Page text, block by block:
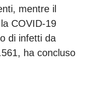
mentre il
COVID-19
di infetti da
ha concluso